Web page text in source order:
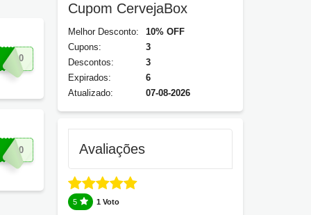
Cupom CervejaBox
Melhor Desconto:
10% OFF
Cupons:
3
Descontos:
3
Expirados:
6
Atualizado:
07-08-2026
Avaliações
5 1 Voto